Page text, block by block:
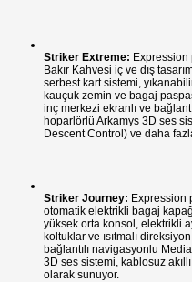
Striker Extreme: Expression
Bakır Kahvesi iç ve dış
serbest kart sistemi,
kauçuk zemin ve bagaj
inç merkezi ekranlı ve
hoparlörlü Arkamys 3D ses
Descent Control) ve daha
Striker Journey: Expression
otomatik elektrikli bagaj
yüksek orta konsol, elektrikli
koltuklar ve ısıtmalı
bağlantılı navigasyonlu
3D ses sistemi, kablosuz
olarak sunuyor.